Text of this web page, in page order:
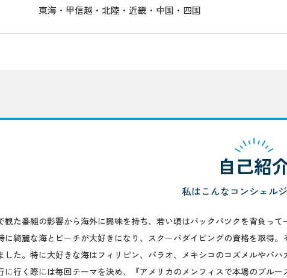
東海・甲信越・北陸・近畿・中国・四国
自己紹
私はこんなコンシェル
観た番組の影響から海外に興味を持ち、若い頃はバックパツクを背負って
に綺麗な海とビーチが大好きになり、スクーバダイビングの資格を取得
した。特に大好きな海はフィリピン、パラオ、メキシコのコズメルやバ
に行く際には毎回テーマを決め、『アメリカのメンフィスで本場のブル